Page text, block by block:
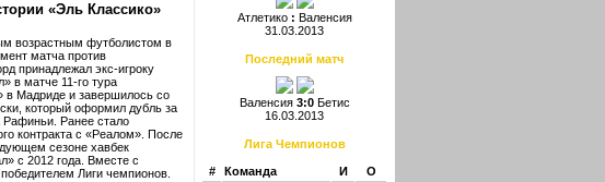
«Эль Классико»
возрастным футболистом в
матча против
принадлежал экс-игроку
в матче 11-го тура
в Мадриде и завершилось со
который оформил дубль за
Рафиньи. Ранее стало
контракта с «Реалом». После
сезоне хавбек
с 2012 года. Вместе с
Лиги чемпионов.
Атлетико: Валенсия
31.03.2013
Последний матч
Валенсия3:0 Бетис
16.03.2013
Лига Чемпионов
# Команда И
О